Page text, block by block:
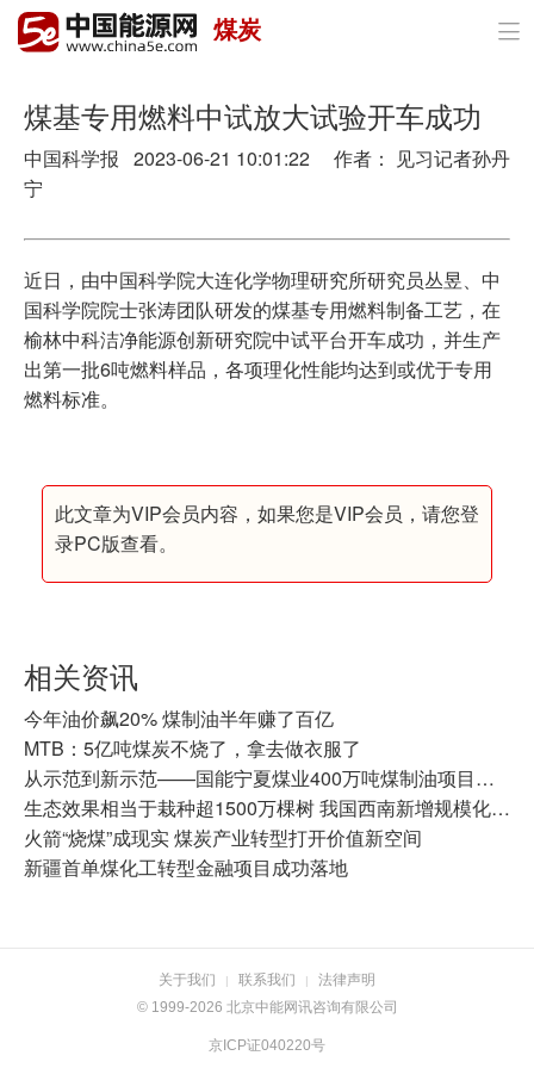
首页
政策与经济
油气
电力
新能源
节能环保
煤炭 
煤基专用燃料中试放大试验开车成功
中国科学报 2023-06-21 10:01:22 作者： 见习记者孙丹
宁
近日，由中国科学院大连化学物理研究所研究员丛昱、中
国科学院院士张涛团队研发的煤基专用燃料制备工艺，在
榆林中科洁净能源创新研究院中试平台开车成功，并生产
出第一批6吨燃料样品，各项理化性能均达到或优于专用
燃料标准。
此文章为VIP会员内容，如果您是VIP会员，请您登
录PC版查看。
相关资讯
今年油价飙20% 煤制油半年赚了百亿
MTB：5亿吨煤炭不烧了，拿去做衣服了
从示范到新示范——国能宁夏煤业400万吨煤制油项目十年纪实
生态效果相当于栽种超1500万棵树 我国西南新增规模化氢源基地
火箭“烧煤”成现实 煤炭产业转型打开价值新空间
新疆首单煤化工转型金融项目成功落地
关于我们 | 联系我们 |
法律声明
© 1999-2026 北京中能网讯咨询有限公司
京ICP证040220号